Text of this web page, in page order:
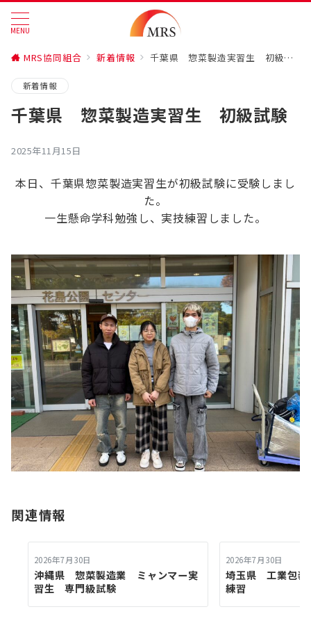
MENU
MRS協同組合 新着情報 千葉県 惣菜製造実習生 初級試験
新着情報
千葉県 惣菜製造実習生 初級試験
2025年11月15日
本日、千葉県惣菜製造実習生が初級試験に受験しまし
た。
一生懸命学科勉強し、実技練習しました。
関連情報
2026年7月30日
沖縄県 惣菜製造業 ミャンマー実
習生 専門級試験
2026年7月30日
埼玉県 工業包
練習